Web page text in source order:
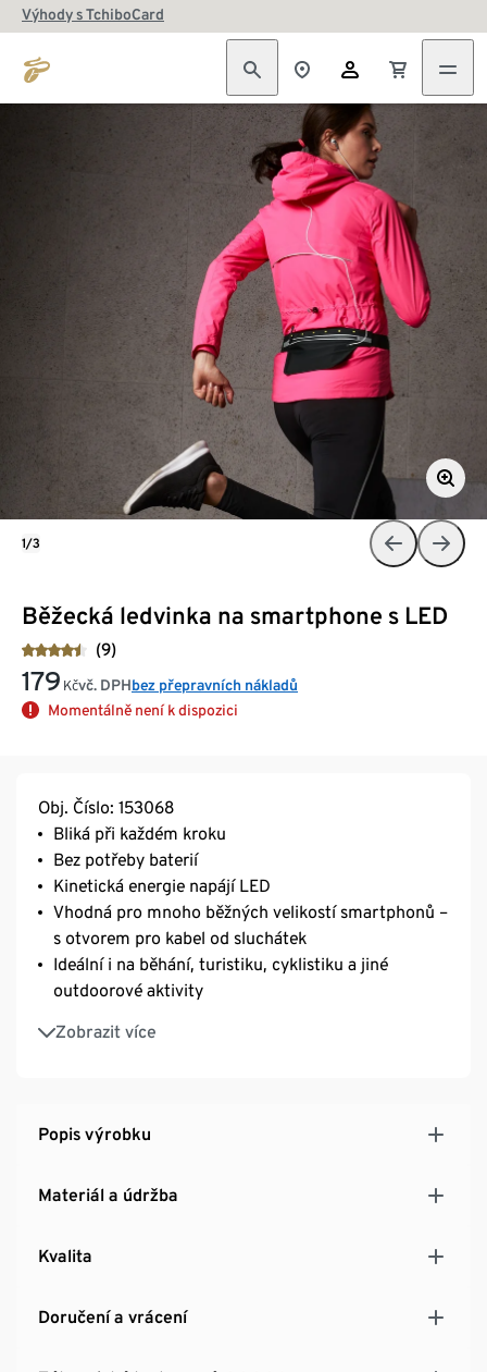
Výhody s TchiboCard
Běžecká ledvinka na smartphone s LED
(9)
179 Kčvč. DPHbez přepravních nákladů
Momentálně není k dispozici
1/3
Obj. Číslo: 153068
Bliká při každém kroku
Bez potřeby baterií
Kinetická energie napájí LED
Vhodná pro mnoho běžných velikostí smartphonů –
s otvorem pro kabel od sluchátek
Ideální i na běhání, turistiku, cyklistiku a jiné
outdoorové aktivity
Zobrazit více
S reflexním proužkem
Popis výrobku
Materiál a údržba
Kvalita
Doručení a vrácení